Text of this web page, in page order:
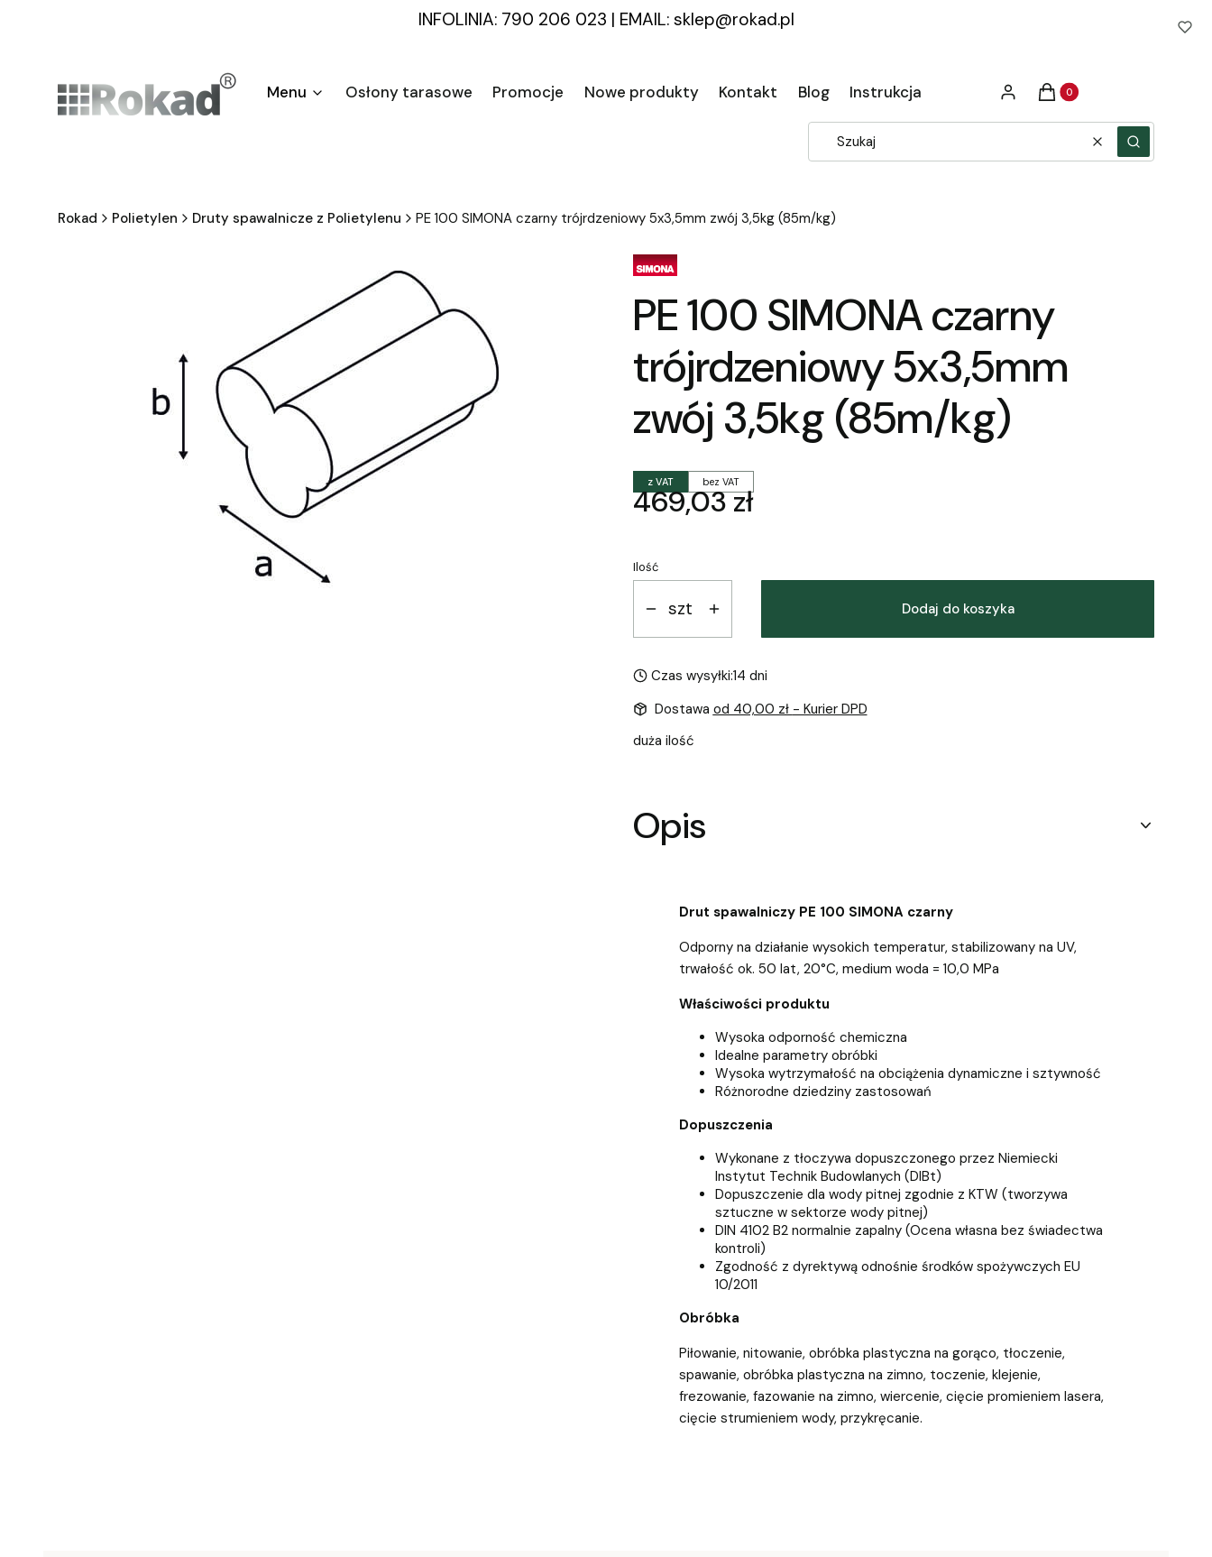
INFOLINIA: 790 206 023 | EMAIL: sklep@rokad.pl
Menu Osłony tarasowe Promocje Nowe produkty Kontakt Blog Instrukcja Zaloguj sięProdukty w koszyku: 0.
Koszyk
WyczyśćSzukaj
Rokad Polietylen Druty spawalnicze z Polietylenu PE 100 SIMONA czarny trójrdzeniowy 5x3,5mm zwój 3,5kg (85m/kg)
PE 100 SIMONA czarny
trójrdzeniowy 5x3,5mm
zwój 3,5kg (85m/kg)
z VAT bez VAT
Cena
469,03 zł
Ilość
szt Dodaj do koszyka
Czas wysyłki:14 dni
Dostawa od 40,00 zł - Kurier DPD
duża ilość
Opis
Drut spawalniczy PE 100 SIMONA czarny
Odporny na działanie wysokich temperatur, stabilizowany na UV,
trwałość ok. 50 lat, 20°C, medium woda = 10,0 MPa
Właściwości produktu
Wysoka odporność chemiczna
Idealne parametry obróbki
Wysoka wytrzymałość na obciążenia dynamiczne i sztywność
Różnorodne dziedziny zastosowań
Dopuszczenia
Wykonane z tłoczywa dopuszczonego przez Niemiecki
Instytut Technik Budowlanych (DIBt)
Dopuszczenie dla wody pitnej zgodnie z KTW (tworzywa
sztuczne w sektorze wody pitnej)
DIN 4102 B2 normalnie zapalny (Ocena własna bez świadectwa
kontroli)
Zgodność z dyrektywą odnośnie środków spożywczych EU
10/2011
Obróbka
Piłowanie, nitowanie, obróbka plastyczna na gorąco, tłoczenie,
spawanie, obróbka plastyczna na zimno, toczenie, klejenie,
frezowanie, fazowanie na zimno, wiercenie, cięcie promieniem lasera,
cięcie strumieniem wody, przykręcanie.